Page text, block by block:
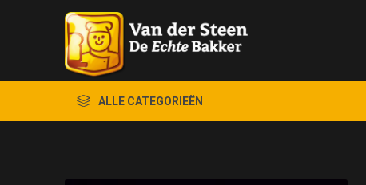
ALLE CATEGORIEËN